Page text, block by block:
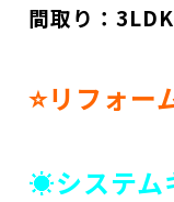
間取り：
⭐リフォ
☀システム